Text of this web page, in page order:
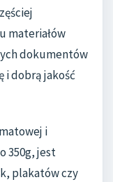
materiałów
dokumentów
i dobrą jakość
i
350g, jest
plakatów czy